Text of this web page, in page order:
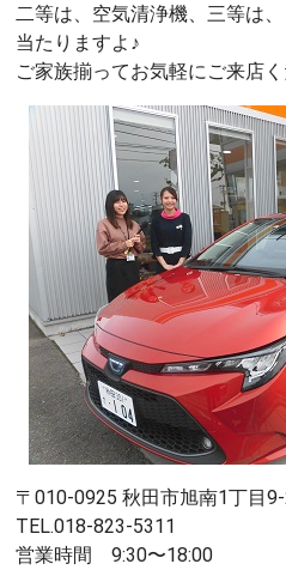
二等は、空気清浄機、三等は
当たりますよ♪
ご家族揃ってお気軽にご来店く
〒010-0925 秋田市旭南1丁目
TEL.018-823-5311
営業時間 9:30〜18:00